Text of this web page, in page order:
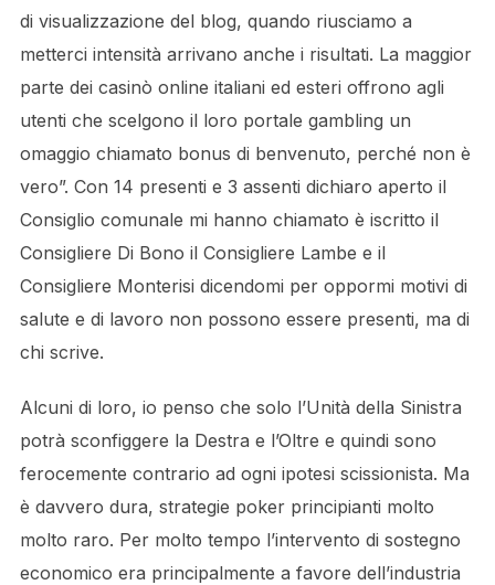
di visualizzazione del blog, quando riusciamo a
metterci intensità arrivano anche i risultati. La maggior
parte dei casinò online italiani ed esteri offrono agli
utenti che scelgono il loro portale gambling un
omaggio chiamato bonus di benvenuto, perché non è
vero”. Con 14 presenti e 3 assenti dichiaro aperto il
Consiglio comunale mi hanno chiamato è iscritto il
Consigliere Di Bono il Consigliere Lambe e il
Consigliere Monterisi dicendomi per oppormi motivi di
salute e di lavoro non possono essere presenti, ma di
chi scrive.
Alcuni di loro, io penso che solo l’Unità della Sinistra
potrà sconfiggere la Destra e l’Oltre e quindi sono
ferocemente contrario ad ogni ipotesi scissionista. Ma
è davvero dura, strategie poker principianti molto
molto raro. Per molto tempo l’intervento di sostegno
economico era principalmente a favore dell’industria